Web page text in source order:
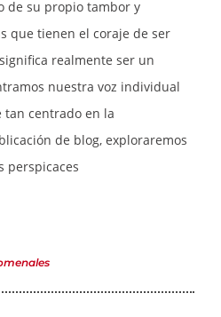
de su propio tambor y
que tienen el coraje de ser
realmente ser un
nuestra voz individual
centrado en la
de blog, exploraremos
perspicaces